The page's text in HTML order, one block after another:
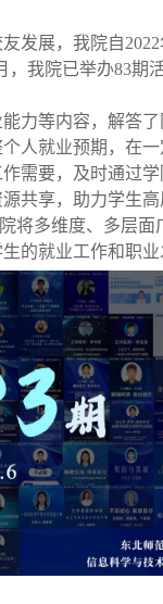
发展， 我院自2022
，我院已举办83期
力等内容， 解答了
人就业预期，在一
需要，及时通过
共享，助力学生高
将多维度、多层面
的就业工作和职业